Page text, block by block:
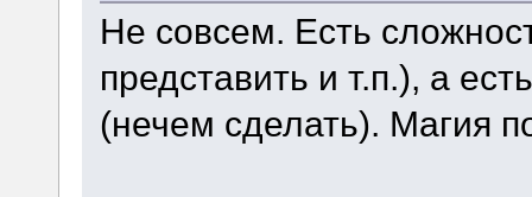
Не совсем. Есть
представить и т.п.), а
(нечем сделать). Магия